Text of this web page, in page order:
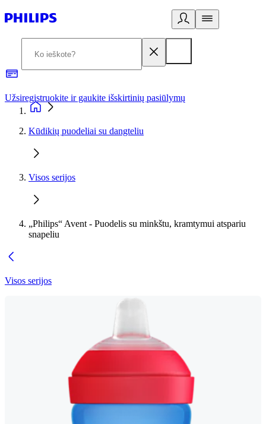
Užsiregistruokite ir gaukite išskirtinių pasiūlymų
Kūdikių puodeliai su dangteliu
Visos serijos
„Philips“ Avent - Puodelis su minkštu, kramtymui atspariu
snapeliu
Visos serijos